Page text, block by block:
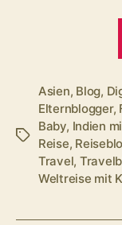
Schlagwörter
Asien, Blog,
Elternblogger,
Baby, Indien
Reise,
Travel,
Weltreise mit